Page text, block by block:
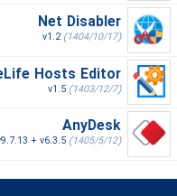
Net Disabler
v1.2(1404/10/17)
Hosts Editor
v1.5 (1403/12/7)
AnyDesk
+ v6.3.5 (1405/5/12)